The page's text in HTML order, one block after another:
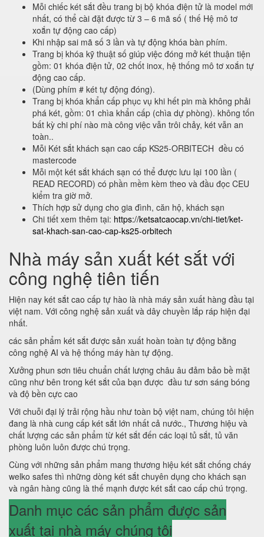
Mỗi chiếc két sắt đều trang bị bộ khóa điện tử là model mới
nhất, có thể cài đặt được từ 3 – 6 mã số ( thế Hệ mô tơ
xoắn tự động cao cấp)
Khi nhập sai mã số 3 lần và tự động khóa bàn phím.
Trang bị khóa kỹ thuật số giúp việc đóng mở két thuận tiện
gồm: 01 khóa điện tử, 02 chốt inox, hệ thống mô tơ xoắn tự
động cao cấp.
(Dùng phím # két tự động đóng).
Trang bị khóa khẩn cấp phục vụ khi hết pin mà không phải
phá két, gồm: 01 chìa khẩn cấp (chìa dự phòng). không tốn
bất kỳ chi phí nào mà công việc vẫn trôi chảy, két vẫn an
toàn..
Mỗi Két sắt khách sạn cao cấp KS25-ORBITECH đều có
mastercode
Mỗi một két sắt khách sạn có thể được lưu lại 100 lần (
READ RECORD) có phần mềm kèm theo và đầu đọc CEU
kiểm tra giờ mở.
Thích hợp sử dụng cho gia đình, căn hộ, khách sạn
Chi tiết xem thêm tại: https://ketsatcaocap.vn/chi-tiet/ket-
sat-khach-san-cao-cap-ks25-orbitech
Nhà máy sản xuất két sắt với
công nghệ tiên tiến
Hiện nay két sắt cao cấp tự hào là nhà máy sản xuất hàng đầu tại
việt nam. Với công nghệ sản xuất và dây chuyền lắp ráp hiện đại
nhất.
các sản phẩm két sắt được sản xuất hoàn toàn tự động bằng
công nghệ AI và hệ thống máy hàn tự động.
Xưởng phun sơn tiêu chuẩn chất lượng châu âu đảm bảo bề mặt
cũng như bên trong két sắt của bạn được đầu tư sơn sáng bóng
và độ bền cực cao
Với chuỗi đại lý trải rộng hầu như toàn bộ việt nam, chúng tôi hiện
đang là nhà cung cấp két sắt lớn nhất cả nước., Thương hiệu và
chất lượng các sản phẩm từ két sắt đến các loại tủ sắt, tủ văn
phòng luôn luôn được chú trọng.
Cùng với những sản phẩm mang thương hiệu két sắt chống cháy
welko safes thì những dòng két sắt chuyên dụng cho khách sạn
và ngân hàng cũng là thế mạnh được két sắt cao cấp chú trọng.
Danh mục các sản phẩm được sản
xuất tại nhà máy chúng tôi